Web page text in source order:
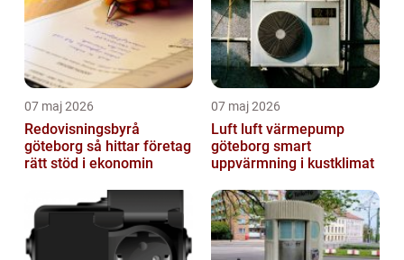
07 maj 2026
Redovisningsbyrå
göteborg så hittar företag
rätt stöd i ekonomin
07 maj 2026
Luft luft värmepump
göteborg smart
uppvärmning i kustklimat